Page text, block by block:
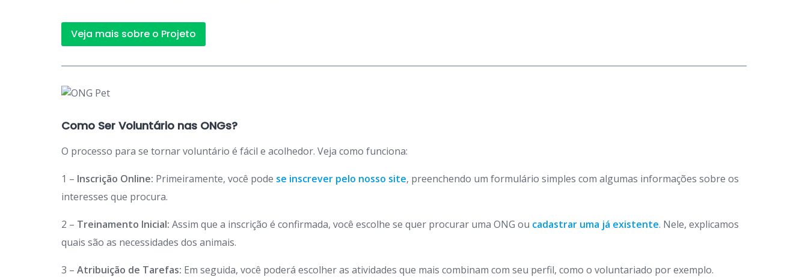
Veja mais sobre o Projeto
Como Ser Voluntário nas ONGs?
O processo para se tornar voluntário é fácil e acolhedor. Veja como funciona:
1 – Inscrição Online: Primeiramente, você pode se inscrever pelo nosso site, preenchendo um formulário simples com algumas informações sobre os
interesses que procura.
2 – Treinamento Inicial: Assim que a inscrição é confirmada, você escolhe se quer procurar uma ONG ou cadastrar uma já existente. Nele, explicamos
quais são as necessidades dos animais.
3 – Atribuição de Tarefas: Em seguida, você poderá escolher as atividades que mais combinam com seu perfil, como o voluntariado por exemplo.